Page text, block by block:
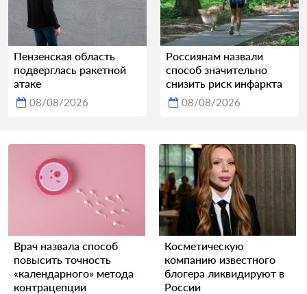
Пензенская область
подверглась ракетной
атаке
08/08/2026
Россиянам назвали
способ значительно
снизить риск инфаркта
08/08/2026
Врач назвала способ
повысить точность
«календарного» метода
контрацепции
Косметическую
компанию известного
блогера ликвидируют в
России